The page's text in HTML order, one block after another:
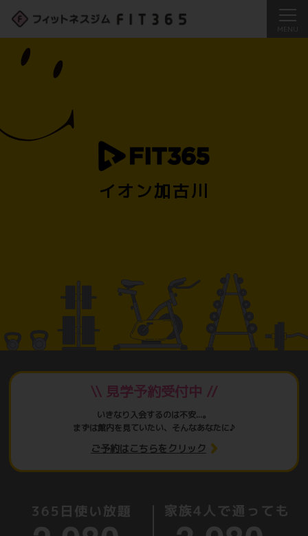
イオン加古川
\\ 見学予約受付中 //
いきなり入会するのは不安...。
まずは館内を見ていたい、そんなあなたに♪
ご予約はこちらをクリック